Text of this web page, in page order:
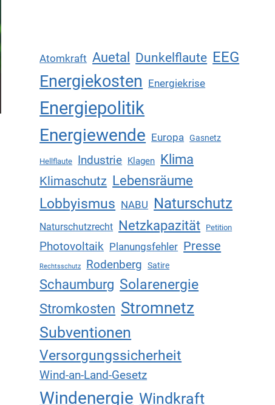
Atomkraft Auetal Dunkelflaute EEG
Energiekosten Energiekrise
Energiepolitik
Energiewende Europa Gasnetz
Hellflaute Industrie Klagen Klima
Klimaschutz Lebensräume
Lobbyismus NABU Naturschutz
Naturschutzrecht Netzkapazität Petition
Photovoltaik Planungsfehler Presse
Rechtsschutz Rodenberg Satire
Schaumburg Solarenergie
Stromkosten Stromnetz
Subventionen
Versorgungssicherheit
Wind-an-Land-Gesetz
Windenergie Windkraft